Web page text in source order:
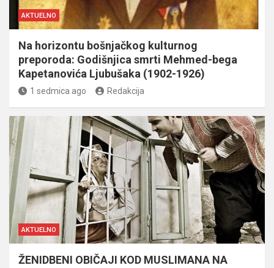
AKTUELNO
Na horizontu bošnjačkog kulturnog
preporoda: Godišnjica smrti Mehmed-bega
Kapetanovića Ljubušaka (1902-1926)
1 sedmica ago Redakcija
AKTUELNO
ŽENIDBENI OBIČAJI KOD MUSLIMANA NA